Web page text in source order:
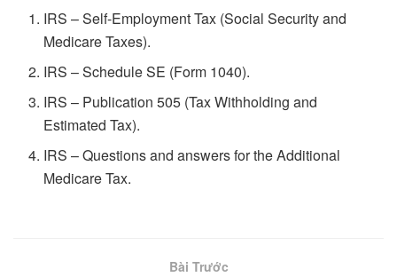
IRS – Self-Employment Tax (Social Security and
Medicare Taxes).
IRS – Schedule SE (Form 1040).
IRS – Publication 505 (Tax Withholding and
Estimated Tax).
IRS – Questions and answers for the Additional
Medicare Tax.
Bài Trước